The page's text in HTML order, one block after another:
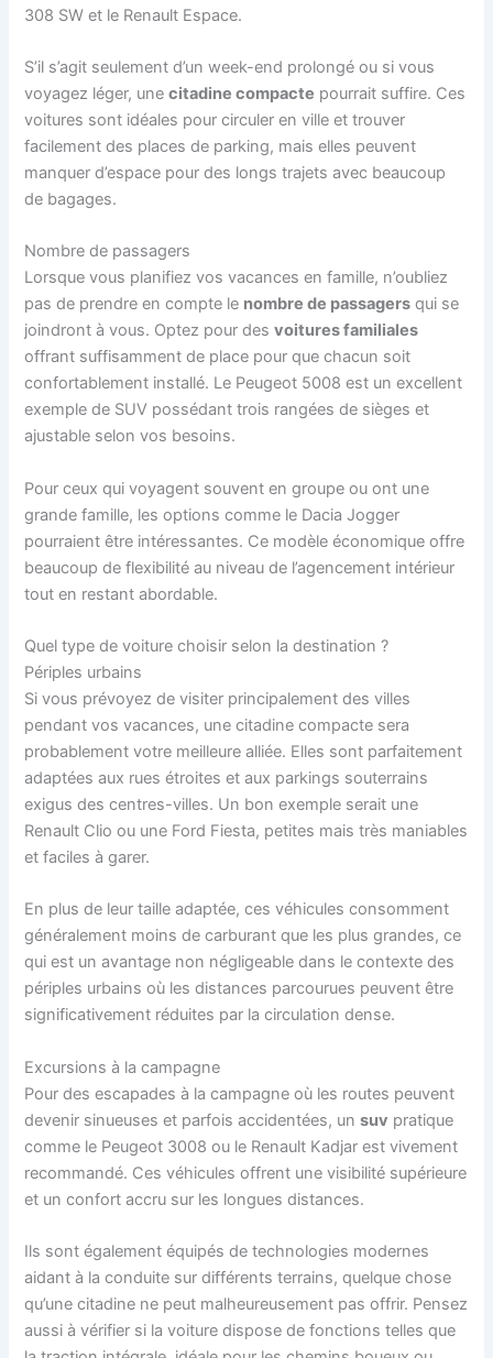
308 SW et le Renault Espace.
S’il s’agit seulement d’un week-end prolongé ou si vous
voyagez léger, unecitadine compacte pourrait suffire. Ces
voitures sont idéales pour circuler en ville et trouver
facilement des places de parking, mais elles peuvent
manquer d’espace pour des longs trajets avec beaucoup
de bagages.
Nombre de passagers
Lorsque vous planifiez vos vacances en famille, n’oubliez
pas de prendre en compte le nombre de passagers qui se
joindront à vous. Optez pour desvoitures familiales
offrant suffisamment de place pour que chacun soit
confortablement installé. Le Peugeot 5008 est un excellent
exemple de SUV possédant trois rangées de sièges et
ajustable selon vos besoins.
Pour ceux qui voyagent souvent en groupe ou ont une
grande famille, les options comme le Dacia Jogger
pourraient être intéressantes. Ce modèle économique offre
beaucoup de flexibilité au niveau de l’agencement intérieur
tout en restant abordable.
Quel type de voiture choisir selon la destination ?
Périples urbains
Si vous prévoyez de visiter principalement des villes
pendant vos vacances, une citadine compacte sera
probablement votre meilleure alliée. Elles sont parfaitement
adaptées aux rues étroites et aux parkings souterrains
exigus des centres-villes. Un bon exemple serait une
Renault Clio ou une Ford Fiesta, petites mais très maniables
et faciles à garer.
En plus de leur taille adaptée, ces véhicules consomment
généralement moins de carburant que les plus grandes, ce
qui est un avantage non négligeable dans le contexte des
périples urbains où les distances parcourues peuvent être
significativement réduites par la circulation dense.
Excursions à la campagne
Pour des escapades à la campagne où les routes peuvent
devenir sinueuses et parfois accidentées, unsuv pratique
comme le Peugeot 3008 ou le Renault Kadjar est vivement
recommandé. Ces véhicules offrent une visibilité supérieure
et un confort accru sur les longues distances.
Ils sont également équipés de technologies modernes
aidant à la conduite sur différents terrains, quelque chose
qu’une citadine ne peut malheureusement pas offrir. Pensez
aussi à vérifier si la voiture dispose de fonctions telles que